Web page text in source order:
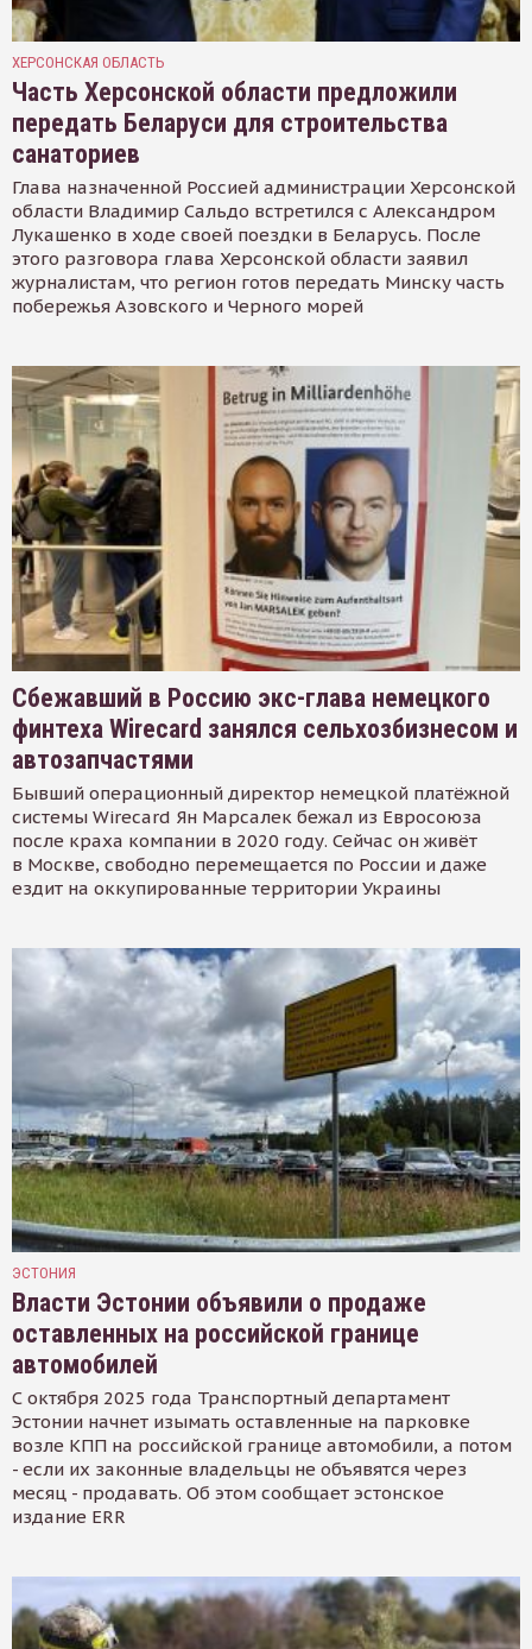
ХЕРСОНСКАЯ ОБЛАСТЬ
Часть Херсонской области предложили
передать Беларуси для строительства
санаториев
Глава назначенной Россией администрации Херсонской
области Владимир Сальдо встретился с Александром
Лукашенко в ходе своей поездки в Беларусь. После
этого разговора глава Херсонской области заявил
журналистам, что регион готов передать Минску часть
побережья Азовского и Черного морей
Сбежавший в Россию экс-глава немецкого
финтеха Wirecard занялся сельхозбизнесом и
автозапчастями
Бывший операционный директор немецкой платёжной
системы Wirecard Ян Марсалек бежал из Евросоюза
после краха компании в 2020 году. Сейчас он живёт
в Москве, свободно перемещается по России и даже
ездит на оккупированные территории Украины
ЭСТОНИЯ
Власти Эстонии объявили о продаже
оставленных на российской границе
автомобилей
С октября 2025 года Транспортный департамент
Эстонии начнет изымать оставленные на парковке
возле КПП на российской границе автомобили, а потом
- если их законные владельцы не объявятся через
месяц - продавать. Об этом сообщает эстонское
издание ERR